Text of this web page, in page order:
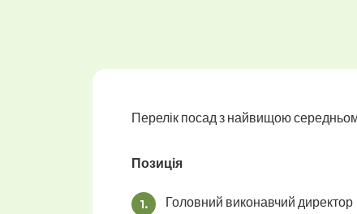
Перелік посад з найвищою
Позиція
1. Головний виконавчий директор